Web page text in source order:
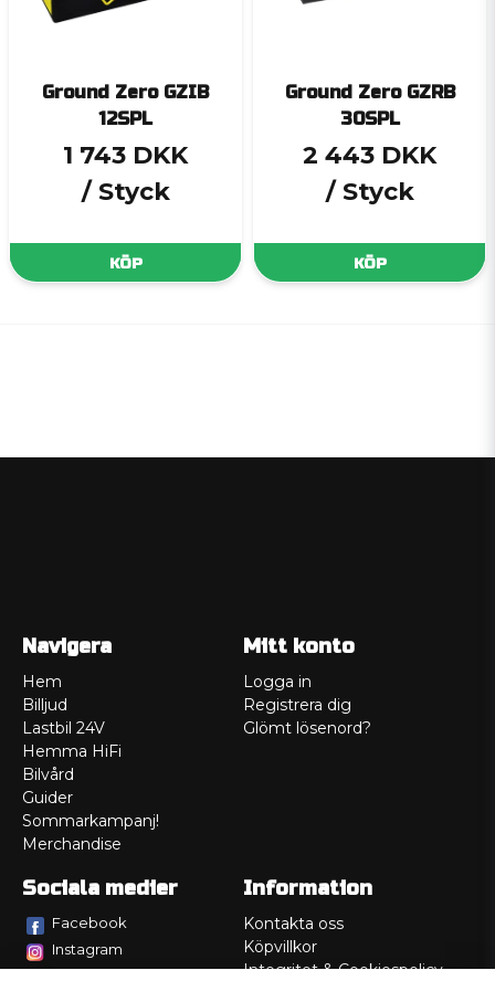
Ground Zero GZIB
12SPL
1 743 DKK
/ Styck
KÖP
Ground Zero GZRB
30SPL
2 443 DKK
/ Styck
KÖP
Navigera
Hem
Billjud
Lastbil 24V
Hemma HiFi
Bilvård
Guider
Sommarkampanj!
Merchandise
Mitt konto
Logga in
Registrera dig
Glömt lösenord?
Sociala medier
Facebook
Instagram
Information
Kontakta oss
Köpvillkor
Integritet & Cookiespolicy